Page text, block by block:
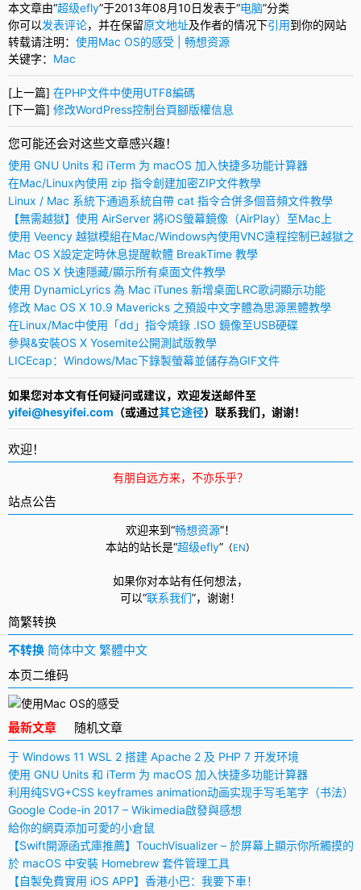
本文章由“超级efly”于2013年08月10日发表于“电脑”分类
你可以发表评论，并在保留原文地址及作者的情况下引用到你的网站
转载请注明： 使用Mac OS的感受 | 畅想资源
关键字： Mac
[上一篇] 在PHP文件中使用UTF8編碼
[下一篇] 修改WordPress控制台頁腳版權信息
您可能还会对这些文章感兴趣！
使用 GNU Units 和 iTerm 为 macOS 加入快捷多功能计算器
在Mac/Linux內使用 zip 指令創建加密ZIP文件教學
Linux / Mac 系統下通過系統自帶 cat 指令合併多個音頻文件教學
【無需越獄】使用 AirServer 將iOS螢幕鏡像（AirPlay）至Mac上
使用 Veency 越獄模組在Mac/Windows內使用VNC遠程控制已越獄之
Mac OS X設定定時休息提醒軟體 BreakTime 教學
Mac OS X 快速隱藏/顯示所有桌面文件教學
使用 DynamicLyrics 為 Mac iTunes 新增桌面LRC歌詞顯示功能
修改 Mac OS X 10.9 Mavericks 之預設中文字體為思源黑體教學
在Linux/Mac中使用「dd」指令燒錄 .ISO 鏡像至USB硬碟
參與&安裝OS X Yosemite公開測試版教學
LICEcap：Windows/Mac下錄製螢幕並儲存為GIF文件
如果您对本文有任何疑问或建议，欢迎发送邮件至
yifei@hesyifei.com （或通过其它途径）联系我们，谢谢！
欢迎！
有朋自远方来，不亦乐乎？
站点公告
欢迎来到“畅想资源”！
本站的站长是“超级efly” （EN）
如果你对本站有任何想法，
可以“联系我们”， 谢谢！
简繁转换
不转换 简体中文 繁體中文
本页二维码
最新文章 随机文章
于 Windows 11 WSL 2 搭建 Apache 2 及 PHP 7 开发环境
使用 GNU Units 和 iTerm 为 macOS 加入快捷多功能计算器
利用纯SVG+CSS keyframes animation动画实现手写毛笔字（书法）
Google Code-in 2017 – Wikimedia啟發與感想
給你的網頁添加可愛的小倉鼠
【Swift開源函式庫推薦】TouchVisualizer – 於屏幕上顯示你所觸摸的
於 macOS 中安裝 Homebrew 套件管理工具
【自製免費實用 iOS APP】香港小巴：我要下車！